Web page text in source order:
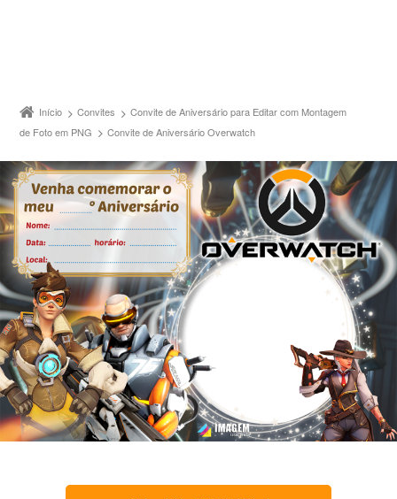
Início Convites
Convite de Aniversário para Editar com Montagem
de Foto em PNG
Convite de Aniversário Overwatch